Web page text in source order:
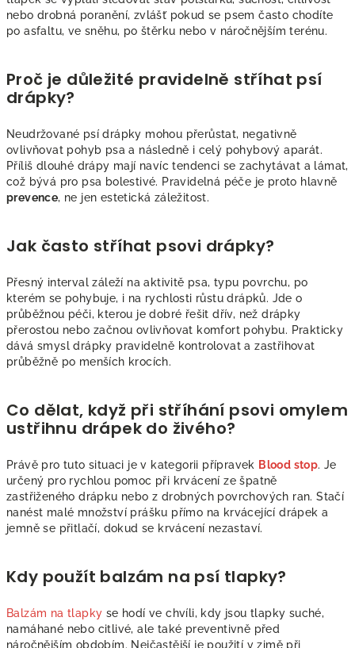
k
y
p
u
nebo drobná poranění, zvlášť pokud se psem často chodíte
po asfaltu, ve sněhu, po štěrku nebo v náročnějším terénu.
Proč je důležité pravidelně stříhat psí
drápky?
Neudržované psí drápky mohou přerůstat, negativně
ovlivňovat pohyb psa a následně i celý pohybový aparát.
Příliš dlouhé drápy mají navíc tendenci se zachytávat a lámat,
což bývá pro psa bolestivé. Pravidelná péče je proto hlavně
prevence, ne jen estetická záležitost.
Jak často stříhat psovi drápky?
Přesný interval záleží na aktivitě psa, typu povrchu, po
kterém se pohybuje, i na rychlosti růstu drápků. Jde o
průběžnou péči, kterou je dobré řešit dřív, než drápky
přerostou nebo začnou ovlivňovat komfort pohybu. Prakticky
dává smysl drápky pravidelně kontrolovat a zastřihovat
průběžně po menších krocích.
Co dělat, když při stříhání psovi omylem
ustřihnu drápek do živého?
Právě pro tuto situaci je v kategorii přípravek Blood stop. Je
určený pro rychlou pomoc při krvácení ze špatně
zastřiženého drápku nebo z drobných povrchových ran. Stačí
nanést malé množství prášku přímo na krvácející drápek a
jemně se přitlačí, dokud se krvácení nezastaví.
Kdy použít balzám na psí tlapky?
Balzám na tlapky se hodí ve chvíli, kdy jsou tlapky suché,
namáhané nebo citlivé, ale také preventivně před
náročnějším obdobím. Nejčastější je použití v zimě při